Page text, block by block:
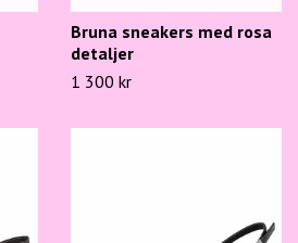
Bruna sneakers med rosa
detaljer
1 300 kr